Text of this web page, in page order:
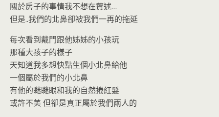
關於房子的事情我不想在贅述…
但是..我們的北鼻卻被我們一再的拖延
每次看到戴門跟他姊姊的小孩玩
那種大孩子的樣子
天知道我多想快點生個小北鼻給他
一個屬於我們的小北鼻
有他的瞇瞇眼和我的自然捲紅髮
或許不美 但卻是真正屬於我們兩人的